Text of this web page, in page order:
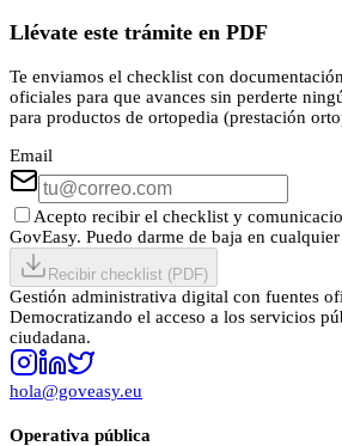
Llévate este trámite en PDF
Te enviamos el checklist con
oficiales para que avances sin perderte
para productos de ortopedia (prestación
Email
Acepto recibir el checklist y
GovEasy. Puedo darme de baja en
Recibir checklist (PDF)
Gestión administrativa digital con fuentes
Democratizando el acceso a los servicios
ciudadana.
hola@goveasy.eu
Operativa pública